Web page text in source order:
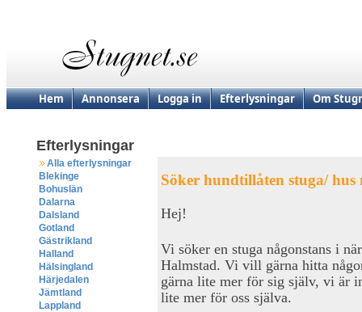
Hem Annonsera Logga in Efterlysningar Om
Efterlysningar
Alla efterlysningar
Blekinge
Bohuslän
Dalarna
Dalsland
Gotland
Gästrikland
Halland
Hälsingland
Härjedalen
Jämtland
Lappland
Söker hundtillåten stuga/ hus
Hej!
Vi söker en stuga någonstans i
Halmstad. Vi vill gärna hitta
gärna lite mer för sig själv, vi är
lite mer för oss själva.